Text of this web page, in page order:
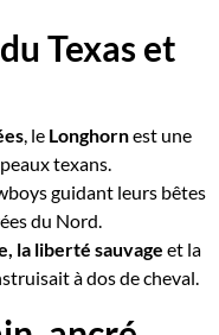
Texas et
, le Longhornest une
texans.
guidant leurs bêtes
du Nord.
la liberté sauvage et la
à dos de cheval.